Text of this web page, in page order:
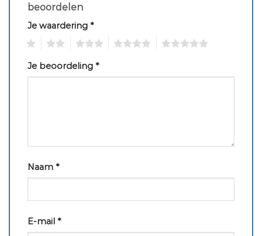
beoordelen
Je waardering *
Je beoordeling *
Naam *
E-mail *